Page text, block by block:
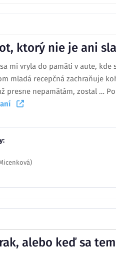
ktorý nie je ani
mi vryla do pamäti v aute,
mladá recepčná zachraňuje
presne nepamätám, zostal …
alebo keď sa